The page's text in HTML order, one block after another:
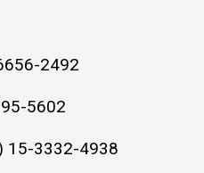
2492
5602
15-3332-4938